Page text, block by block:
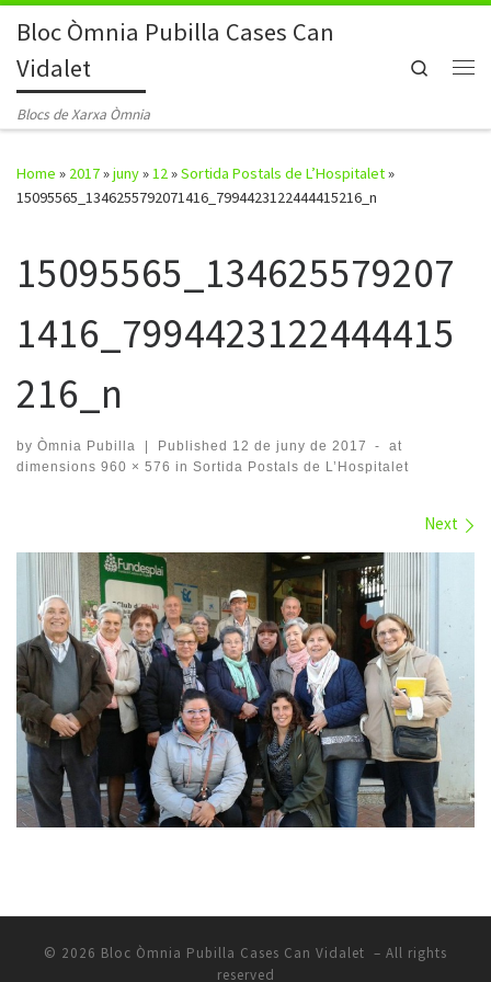
Skip to content
Bloc Òmnia Pubilla Cases Can
Vidalet
Blocs de Xarxa Òmnia
Search
Home » 2017»juny»12»Sortida Postals de L’Hospitalet»
15095565_1346255792071416_7994423122444415216_n
15095565_134625579207
1416_7994423122444415
216_n
by Òmnia Pubilla | Published 12 de juny de 2017 -
at
dimensions 960 × 576 in Sortida Postals de L’Hospitalet
Next
© 2026 Bloc Òmnia Pubilla Cases Can Vidalet – All rights
reserved